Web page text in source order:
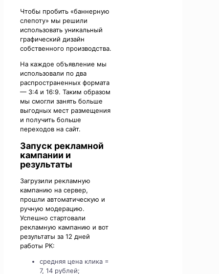
Чтобы пробить «баннерную
слепоту» мы решили
использовать уникальный
графический дизайн
собственного производства.
На каждое объявление мы
использовали по два
распространенных формата
— 3:4 и 16:9. Таким образом
мы смогли занять больше
выгодных мест размещения
и получить больше
переходов на сайт.
Запуск рекламной
кампании и
результаты
Загрузили рекламную
кампанию на сервер,
прошли автоматическую и
ручную модерацию.
Успешно стартовали
рекламную кампанию и вот
результаты за 12 дней
работы РК:
средняя цена клика =
7, 14 рублей;